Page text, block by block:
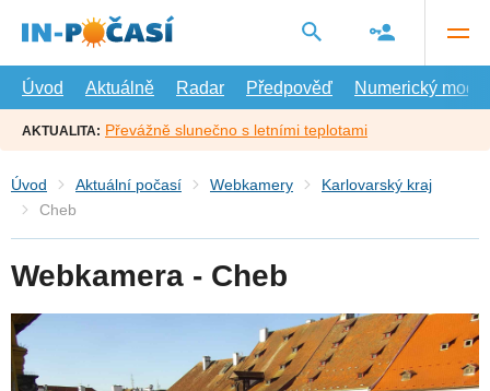
hlavní
Úvod
Aktuálně Radar Předpověď Numerický model
AKTUALITA: Převážně slunečno s letními teplotami
Úvod Aktuální počasí Webkamery
Karlovarský kraj
Cheb
Webkamera - Cheb